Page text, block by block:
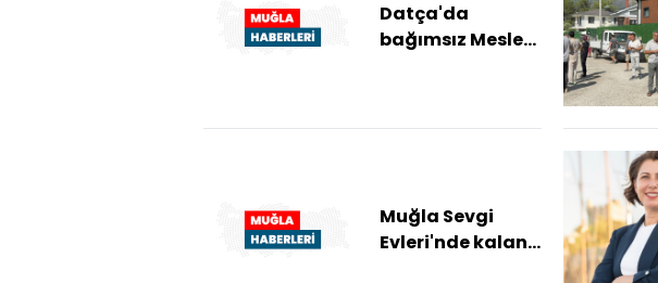
Datça'da
bağımsız Mesleki
Muğla Sevgi
Evleri'nde kalan